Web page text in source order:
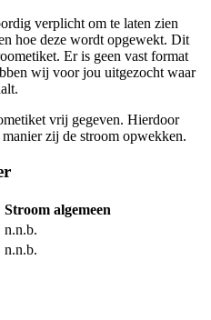
verplicht om te laten zien
hoe deze wordt opgewekt. Dit
Er is geen vast format
wij voor jou uitgezocht waar
vrij gegeven. Hierdoor
zij de stroom opwekken.
Stroom algemeen
n.n.b.
n.n.b.